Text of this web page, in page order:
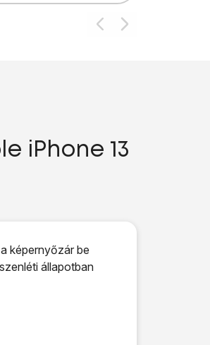
iPhone 13
képernyőzár be
állapotban